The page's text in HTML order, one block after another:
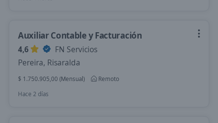
Auxiliar Contable y Facturación
4,6
FN Servicios
Pereira, Risaralda
$ 1.750.905,00 (Mensual)
Remoto
Hace 2 días